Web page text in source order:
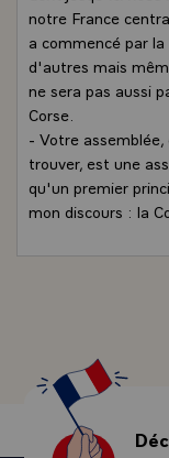
notre France
a commencé par
d'autres mais
ne sera pas aussi
Corse.
- Votre
trouver, est une
qu'un premier
mon discours : la
un peuple, des
des pouvoirs. Je
façon de
chose que le
méthode.
`attentat` pour
le faire les élus de